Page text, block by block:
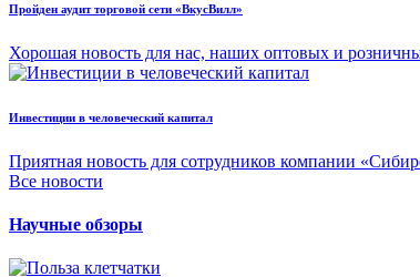
Пройден аудит торговой сети «ВкусВилл»
Хорошая новость для нас, наших оптовых и
Инвестиции в человеческий капитал
Приятная новость для сотрудников компании
Все новости
Научные обзоры